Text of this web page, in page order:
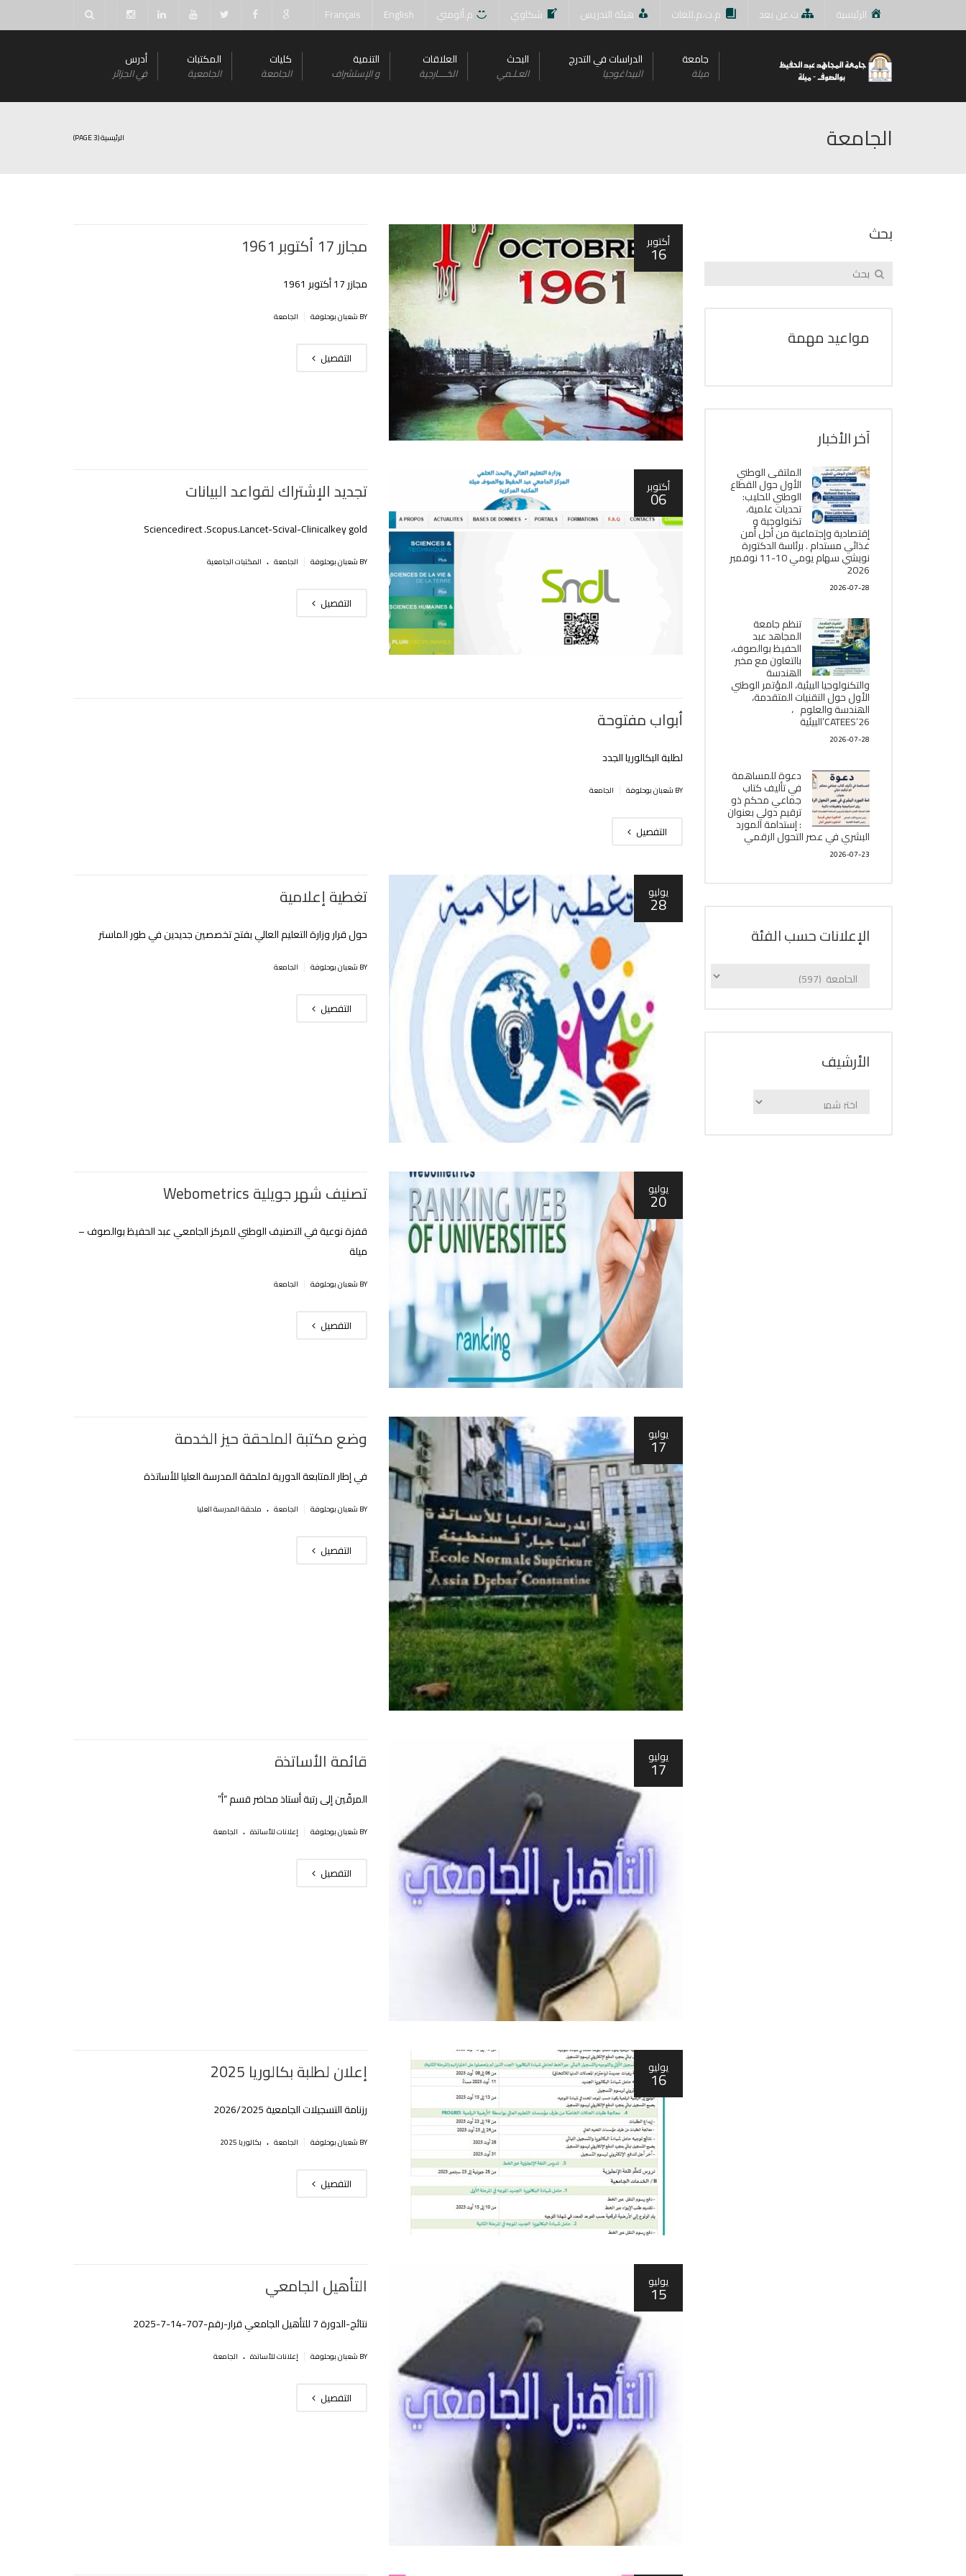
الرئيسية ت.عن بعد م.ت.م.للغات هيئة التدريس شكاوي م.ألومني English
Français
جامعة
ميلة
الدراسات في التدرج
البيداغوجيا
البحث
العـلـمي
العلاقات
الخــــارجية
التنمية
و اﻹستشراف
كليات
الجامعة
المكتبات
الجامعية
أدرس
في الجزائر
الجامعة الرئيسية(PAGE 3)
أكتوبر
16 مجازر 17 أكتوبر 1961
مجازر 17 أكتوبر 1961
BY شعبان بوحلوفة الجامعة
التفصيل
أكتوبر
06 تجديد الإشتراك لقواعد البيانات
Sciencedirect .Scopus.Lancet-Scival-Clinicalkey gold
BY شعبان بوحلوفة الجامعة . المكتبات الجامعية
التفصيل
أبواب مفتوحة
لطلبة البكالوريا الجدد
BY شعبان بوحلوفة الجامعة
التفصيل
يوليو
28 تغطية إعلامية
حول قرار وزارة التعليم العالي بفتح تخصصين جديدين في طور الماستر
BY شعبان بوحلوفة الجامعة
التفصيل
يوليو
20 تصنيف شهر جويلية Webometrics
قفزة نوعية في التصنيف الوطني للمركز الجامعي عبد الحفيظ بوالصوف –
ميلة
BY شعبان بوحلوفة الجامعة
التفصيل
يوليو
17 وضع مكتبة الملحقة حيز الخدمة
في إطار المتابعة الدورية لملحقة المدرسة العليا للأساتذة
BY شعبان بوحلوفة الجامعة . ملحقة المدرسة العليا
التفصيل
يوليو
17 قائمة الأساتذة
المرقّين إلى رتبة أستاذ محاضر قسم “أ”
BY شعبان بوحلوفة إعلانات للأساتذة . الجامعة
التفصيل
يوليو
16 إعلان لطلبة بكالوريا 2025
رزنامة التسجيلات الجامعية 2026/2025
BY شعبان بوحلوفة الجامعة . بكالوريا 2025
التفصيل
يوليو
15 التأهيل الجامعي
نتائج-الدورة 7 للتأهيل الجامعي قرار-رقم-707-14-7-2025
BY شعبان بوحلوفة إعلانات للأساتذة . الجامعة
التفصيل
بحث
مواعيد مهمة
آخر الأخبار
الملتقى الوطني
الأول حول القطاع
الوطني للحليب:
تحديات علمية،
تكنولوجية و
إقتصادية وإجتماعية من أجل أمن
غذائي مستدام . برئاسة الدكتورة
نويشي سهام يومي 10-11 نوفمبر
2026
2026-07-28
تنظم جامعة
المجاهد عبد
الحفيظ بوالصوف،
بالتعاون مع مخبر
الھندسة
والتكنولوجيا البیئیة، المؤتمر الوطني
الأول حول التقنيات المتقدمة،
الھندسة والعلوم ،
CATEES’26’البیئية
2026-07-28
دعوة للمساهمة
في تأليف كتاب
جماعي محكم ذو
ترقيم دولي بعنوان
: إستدامة المورد
البشري في عصر التحول الرقمي
2026-07-23
الإعلانات حسب الفئة
الإعلانات
اﻷرشيف
اﻷرشيف